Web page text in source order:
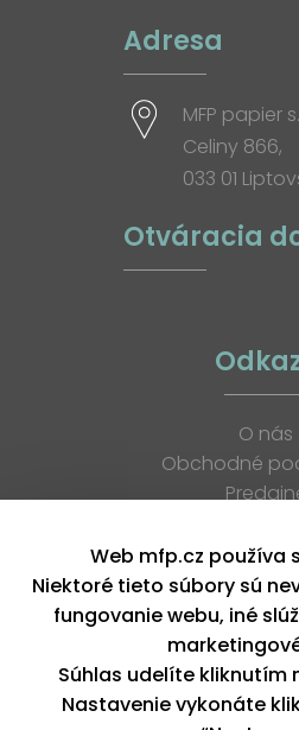
Adresa
MFP papier
Celiny 866,
033 01
Otváracia
O nás
Obchodné
K
Blog
Kariéra
XML
Web mfp.cz používa
Niektoré tieto súbory sú
fungovanie webu, iné
Súhlas udelíte kliknutím
Nastavenie vykonáte